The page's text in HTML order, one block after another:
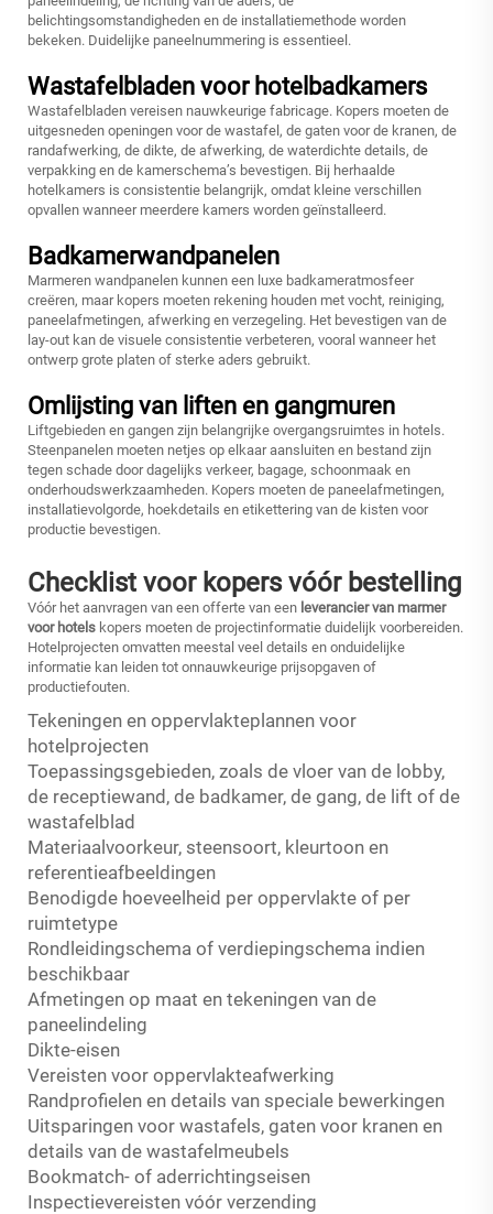
belichtingsomstandigheden en de installatiemethode worden
bekeken. Duidelijke paneelnummering is essentieel.
Wastafelbladen voor hotelbadkamers
Wastafelbladen vereisen nauwkeurige fabricage. Kopers moeten de
uitgesneden openingen voor de wastafel, de gaten voor de kranen, de
randafwerking, de dikte, de afwerking, de waterdichte details, de
verpakking en de kamerschema’s bevestigen. Bij herhaalde
hotelkamers is consistentie belangrijk, omdat kleine verschillen
opvallen wanneer meerdere kamers worden geïnstalleerd.
Badkamerwandpanelen
Marmeren wandpanelen kunnen een luxe badkameratmosfeer
creëren, maar kopers moeten rekening houden met vocht, reiniging,
paneelafmetingen, afwerking en verzegeling. Het bevestigen van de
lay-out kan de visuele consistentie verbeteren, vooral wanneer het
ontwerp grote platen of sterke aders gebruikt.
Omlijsting van liften en gangmuren
Liftgebieden en gangen zijn belangrijke overgangsruimtes in hotels.
Steenpanelen moeten netjes op elkaar aansluiten en bestand zijn
tegen schade door dagelijks verkeer, bagage, schoonmaak en
onderhoudswerkzaamheden. Kopers moeten de paneelafmetingen,
installatievolgorde, hoekdetails en etikettering van de kisten voor
productie bevestigen.
Checklist voor kopers vóór bestelling
Vóór het aanvragen van een offerte van een leverancier van marmer
voor hotels kopers moeten de projectinformatie duidelijk voorbereiden.
Hotelprojecten omvatten meestal veel details en onduidelijke
informatie kan leiden tot onnauwkeurige prijsopgaven of
productiefouten.
Tekeningen en oppervlakteplannen voor
hotelprojecten
Toepassingsgebieden, zoals de vloer van de lobby,
de receptiewand, de badkamer, de gang, de lift of de
wastafelblad
Materiaalvoorkeur, steensoort, kleurtoon en
referentieafbeeldingen
Benodigde hoeveelheid per oppervlakte of per
ruimtetype
Rondleidingschema of verdiepingschema indien
beschikbaar
Afmetingen op maat en tekeningen van de
paneelindeling
Dikte-eisen
Vereisten voor oppervlakteafwerking
Randprofielen en details van speciale bewerkingen
Uitsparingen voor wastafels, gaten voor kranen en
details van de wastafelmeubels
Bookmatch- of aderrichtingseisen
Inspectievereisten vóór verzending